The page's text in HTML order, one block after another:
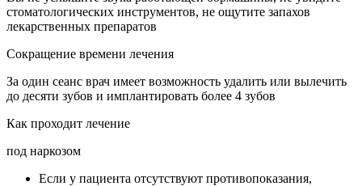
стоматологических инструментов, не ощутите запахов
лекарственных препаратов
Сокращение времени лечения
За один сеанс врач имеет возможность удалить или вылечить
до десяти зубов и имплантировать более 4 зубов
Как проходит лечение
под наркозом
Если у пациента отсутствуют противопоказания,